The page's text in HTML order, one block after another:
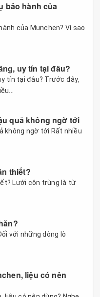
bảo hành của
của Munchen? Vì sao
uy tín tại đâu?
tín tại đâu? Trước đây,
quả không ngờ tới
không ngờ tới Rất nhiều
thiết?
Lưới côn trùng là từ
với những dòng lò
liệu có nên